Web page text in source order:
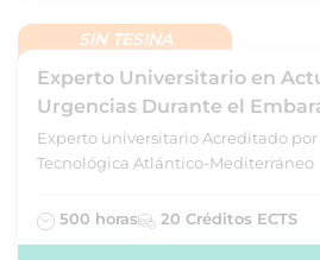
SIN TESINA
Experto Universitario en
Urgencias Durante el
Experto universitario Acreditado
Tecnológica Atlántico-Mediterráneo
500 horas 20 Créditos ECTS